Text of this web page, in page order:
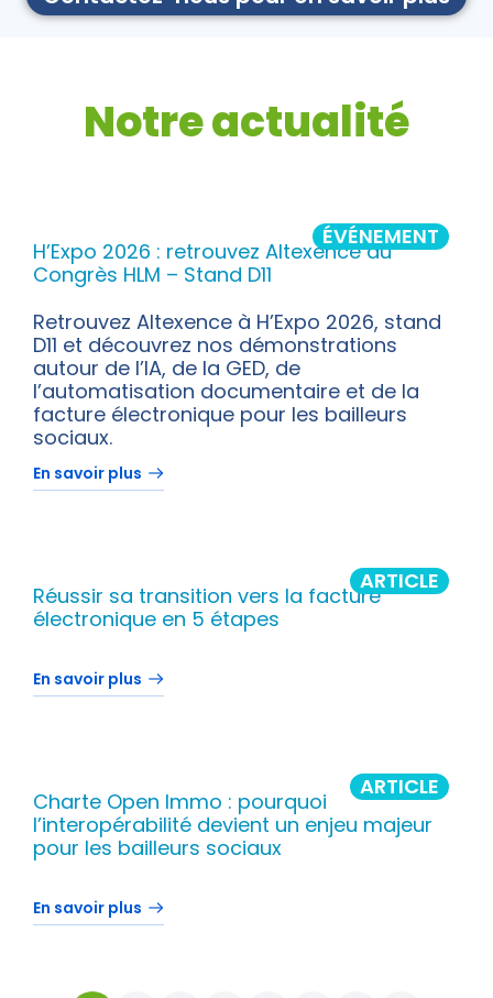
Notre actualité
ÉVÉNEMENT
H’Expo 2026 : retrouvez Altexence au
Congrès HLM – Stand D11
Retrouvez Altexence à H’Expo 2026, stand
D11 et découvrez nos démonstrations
autour de l’IA, de la GED, de
l’automatisation documentaire et de la
facture électronique pour les bailleurs
sociaux.
En savoir plus
ARTICLE
Réussir sa transition vers la facture
électronique en 5 étapes
En savoir plus
ARTICLE
Charte Open Immo : pourquoi
l’interopérabilité devient un enjeu majeur
pour les bailleurs sociaux
En savoir plus